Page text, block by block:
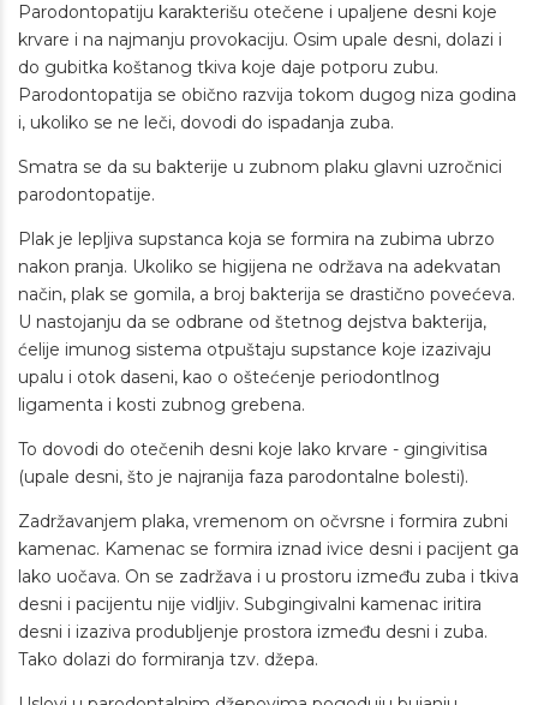
Parodontopatiju karakterišu otečene i upaljene desni koje
krvare i na najmanju provokaciju. Osim upale desni, dolazi i
do gubitka koštanog tkiva koje daje potporu zubu.
Parodontopatija se obično razvija tokom dugog niza godina
i, ukoliko se ne leči, dovodi do ispadanja zuba.
Smatra se da su bakterije u zubnom plaku glavni uzročnici
parodontopatije.
Plak je lepljiva supstanca koja se formira na zubima ubrzo
nakon pranja. Ukoliko se higijena ne održava na adekvatan
način, plak se gomila, a broj bakterija se drastično povećeva.
U nastojanju da se odbrane od štetnog dejstva bakterija,
ćelije imunog sistema otpuštaju supstance koje izazivaju
upalu i otok daseni, kao o oštećenje periodontlnog
ligamenta i kosti zubnog grebena.
To dovodi do otečenih desni koje lako krvare - gingivitisa
(upale desni, što je najranija faza parodontalne bolesti).
Zadržavanjem plaka, vremenom on očvrsne i formira zubni
kamenac. Kamenac se formira iznad ivice desni i pacijent ga
lako uočava. On se zadržava i u prostoru između zuba i tkiva
desni i pacijentu nije vidljiv. Subgingivalni kamenac iritira
desni i izaziva produbljenje prostora između desni i zuba.
Tako dolazi do formiranja tzv. džepa.